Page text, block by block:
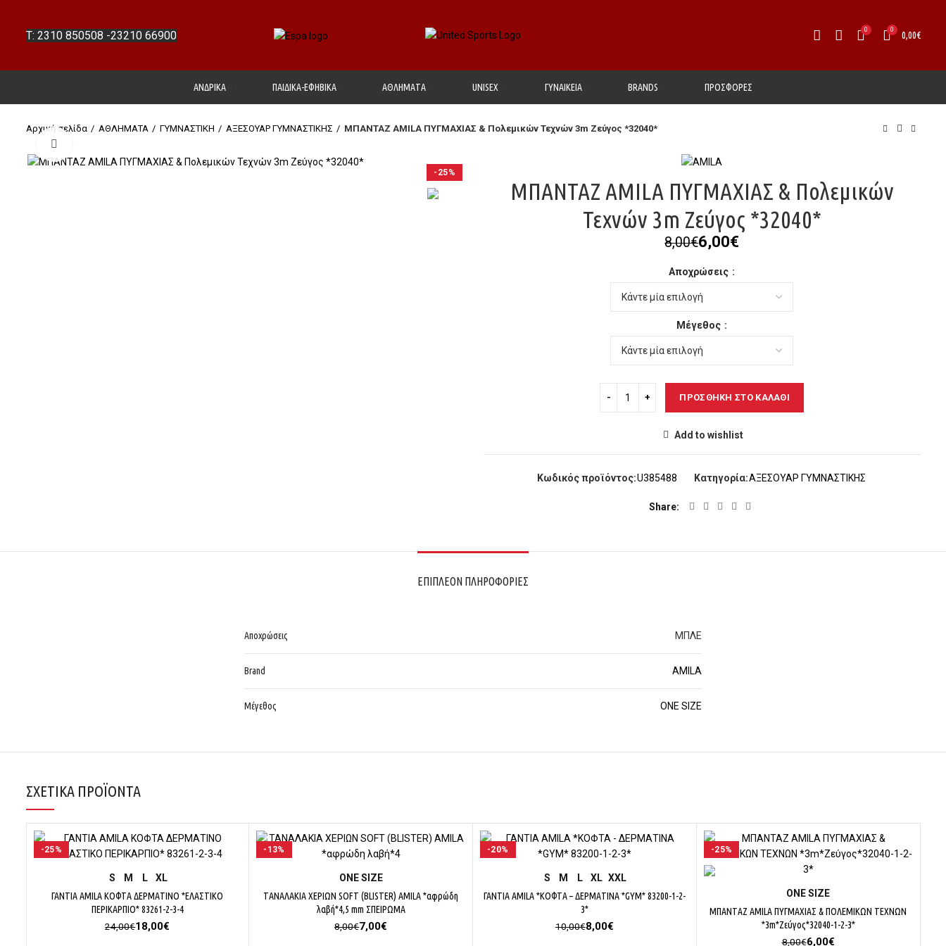
T: 2310 850508 -23210 66900 0 0 0,00€
ΑΝΔΡΙΚΑ ΠΑΙΔΙΚΑ-ΕΦΗΒΙΚΑ ΑΘΛΗΜΑΤΑ UΝΙSΕΧ ΓΥΝΑΙΚΕΙΑ BRANDS ΠΡΟΣΦΟΡΕΣ
Αρχική σελίδα ΑΘΛΗΜΑΤΑ ΓΥΜΝΑΣΤΙΚΗ ΑΞΕΣΟΥΑΡ ΓYMNΑΣΤΙΚΗΣ ΜΠΑΝΤΑΖ AMILA ΠΥΓΜΑΧΙΑΣ & Πολεμικών Τεχνών 3m Ζεύγος *32040*
-25%
ΜΠΑΝΤΑΖ AMILA ΠΥΓΜΑΧΙΑΣ & Πολεμικών
Τεχνών 3m Ζεύγος *32040*
8,00€Original
was:
8,00€.
6,00€
τιμή
είναι:
6,00€.
Αποχρώσεις
Μέγεθος
ΠΡΟΣΘΉΚΗ ΣΤΟ ΚΑΛΆΘΙ
Add to wishlist
Κωδικός προϊόντος:U385488 Κατηγορία:ΑΞΕΣΟΥΑΡ ΓYMNΑΣΤΙΚΗΣ
Share
ΕΠΙΠΛΈΟΝ ΠΛΗΡΟΦΟΡΊΕΣ
Αποχρώσεις ΜΠΛΕ
Brand AMILA
Μέγεθος ΟΝΕ SΙΖΕ
ΣΧΕΤΙΚΆ ΠΡΟΪΌΝΤΑ
-25%
ΕΠΙΛΟΓΉ
S M L
XL
ΓΑΝΤΙΑ AMILA ΚΟΦΤΑ ΔΕΡΜΑΤΙΝΟ *ΕΛΑΣΤΙΚΟ
ΠΕΡΙΚΑΡΠΙΟ* 83261-2-3-4
24,00€Original
18,00€
-13%
ΕΠΙΛΟΓΉ
ΟΝΕ SΙΖΕ
ΤΑΝΑΛΑΚΙΑ ΧΕΡΙΩΝ SOFT (BLISTER) ΑMILA *αφρώδη
λαβή*4,5 mm ΣΠΕΙΡΩΜΑ
8,00€Original
7,00€
-20%
ΕΠΙΛΟΓΉ
S M L XL XXL
ΓΑΝΤΙΑ AMILA *ΚΟΦΤΑ – ΔΕΡΜΑΤΙΝΑ *GYM* 83200-1-2-
3*
10,00€Original
8,00€Η
-25%
ΕΠΙΛΟΓΉ
ΟΝΕ SΙΖΕ
ΜΠΑΝΤΑΖ AMILA ΠΥΓΜΑΧΙΑΣ & ΠΟΛΕΜΙΚΩΝ ΤΕΧΝΩΝ
*3m*Ζεύγος*32040-1-2-3*
8,00€Original
6,00€Η